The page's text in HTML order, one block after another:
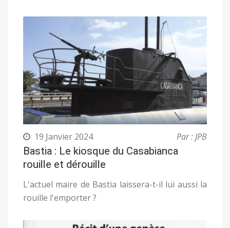
19 Janvier 2024 Par : JPB
Bastia : Le kiosque du Casabianca
rouille et dérouille
L'actuel maire de Bastia laissera-t-il lui aussi la
rouille l'emporter ?